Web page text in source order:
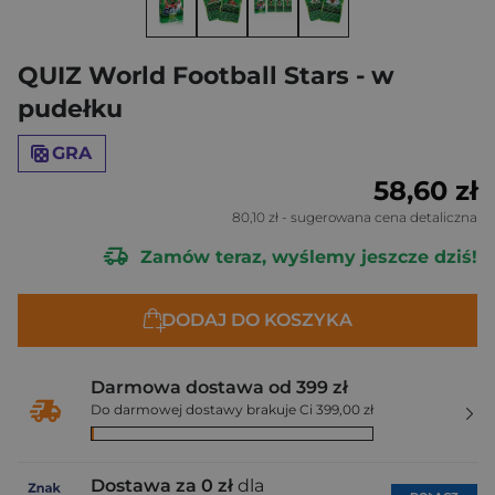
QUIZ World Football Stars - w
pudełku
GRA
58,60 zł
80,10 zł - sugerowana cena detaliczna
Zamów teraz, wyślemy jeszcze dziś!
DODAJ DO KOSZYKA
Darmowa dostawa od 399 zł
Do darmowej dostawy brakuje Ci 399,00 zł
Dostawa za 0 zł dla